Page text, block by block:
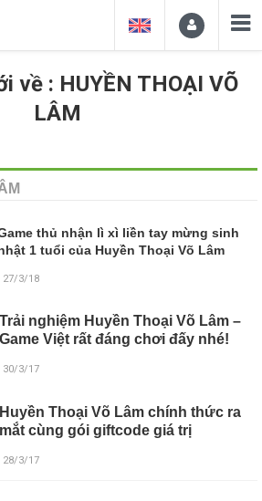
về : HUYỀN THOẠI VÕ
LÂM
thủ nhận lì xì liền tay mừng sinh
1 tuổi của Huyền Thoại Võ Lâm
27/3/18
Trải nghiệm Huyền Thoại Võ Lâm –
Game Việt rất đáng chơi đấy nhé!
30/3/17
Huyền Thoại Võ Lâm chính thức ra
mắt cùng gói giftcode giá trị
28/3/17